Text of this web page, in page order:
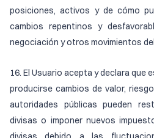
posiciones, activos y de cómo
cambios repentinos y
negociación y otros movimientos
16. El Usuario acepta y declara que
producirse cambios de valor,
autoridades públicas pueden
divisas o imponer nuevos